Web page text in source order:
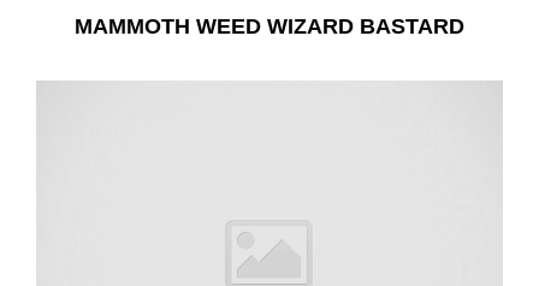
MAMMOTH WEED WIZARD BASTARD